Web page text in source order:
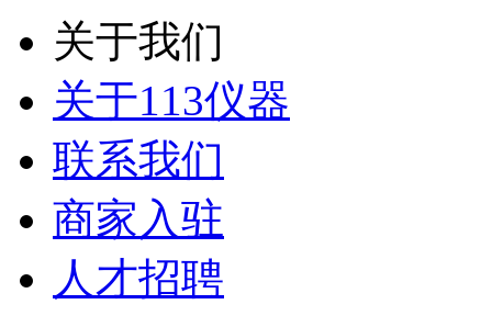
关于我们
关于113仪器
联系我们
商家入驻
人才招聘